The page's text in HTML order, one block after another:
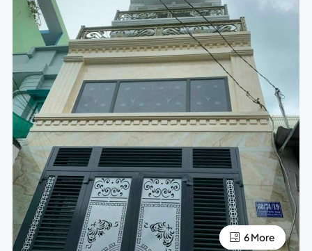
2 More
6 More